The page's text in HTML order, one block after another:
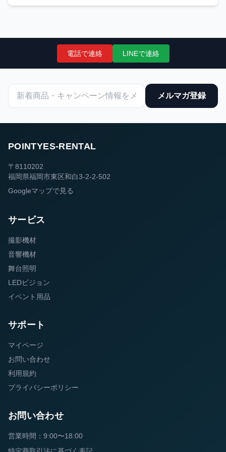
電話で連絡 LINEで連絡
メルマガ登録
POINTYES-RENTAL
〒8110202
福岡県福岡市東区和白3-2-2-502
Googleマップで見る
サービス
撮影機材
音響機材
舞台照明
LEDビジョン
イベント用品
サポート
マイページ
お問い合わせ
利用規約
プライバシーポリシー
お問い合わせ
営業時間：9:00〜18:00